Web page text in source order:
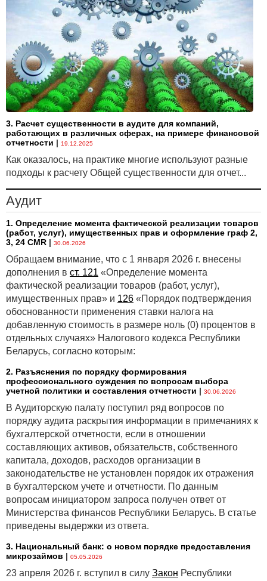
3. Расчет существенности в аудите для компаний,
работающих в различных сферах, на примере финансовой
отчетности | 19.12.2025
Как оказалось, на практике многие используют разные
подходы к расчету Общей существенности для отчет...
Аудит
1. Определение момента фактической реализации товаров
(работ, услуг), имущественных прав и оформление граф 2,
3, 24 CMR | 30.06.2026
Обращаем внимание, что с 1 января 2026 г. внесены
дополнения в ст. 121 «Определение момента
фактической реализации товаров (работ, услуг),
имущественных прав» и 126 «Порядок подтверждения
обоснованности применения ставки налога на
добавленную стоимость в размере ноль (0) процентов в
отдельных случаях» Налогового кодекса Республики
Беларусь, согласно которым:
2. Разъяснения по порядку формирования
профессионального суждения по вопросам выбора
учетной политики и составления отчетности | 30.06.2026
В Аудиторскую палату поступил ряд вопросов по
порядку аудита раскрытия информации в примечаниях к
бухгалтерской отчетности, если в отношении
составляющих активов, обязательств, собственного
капитала, доходов, расходов организации в
законодательстве не установлен порядок их отражения
в бухгалтерском учете и отчетности. По данным
вопросам инициатором запроса получен ответ от
Министерства финансов Республики Беларусь. В статье
приведены выдержки из ответа.
3. Национальный банк: о новом порядке предоставления
микрозаймов | 05.05.2026
23 апреля 2026 г. вступил в силу Закон Республики